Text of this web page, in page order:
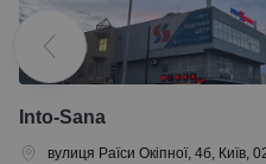
Into-Sana
вулиця Раїси Окіпної, 4б, Київ,